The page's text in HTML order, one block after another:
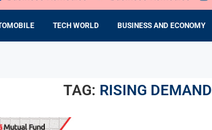
TECH WORLD BUSINESS AND ECONOMY
TAG: RISING DEMAND